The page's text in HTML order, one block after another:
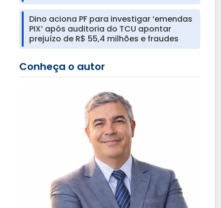
Dino aciona PF para investigar ‘emendas
PIX’ após auditoria do TCU apontar
prejuízo de R$ 55,4 milhões e fraudes
Conheça o autor